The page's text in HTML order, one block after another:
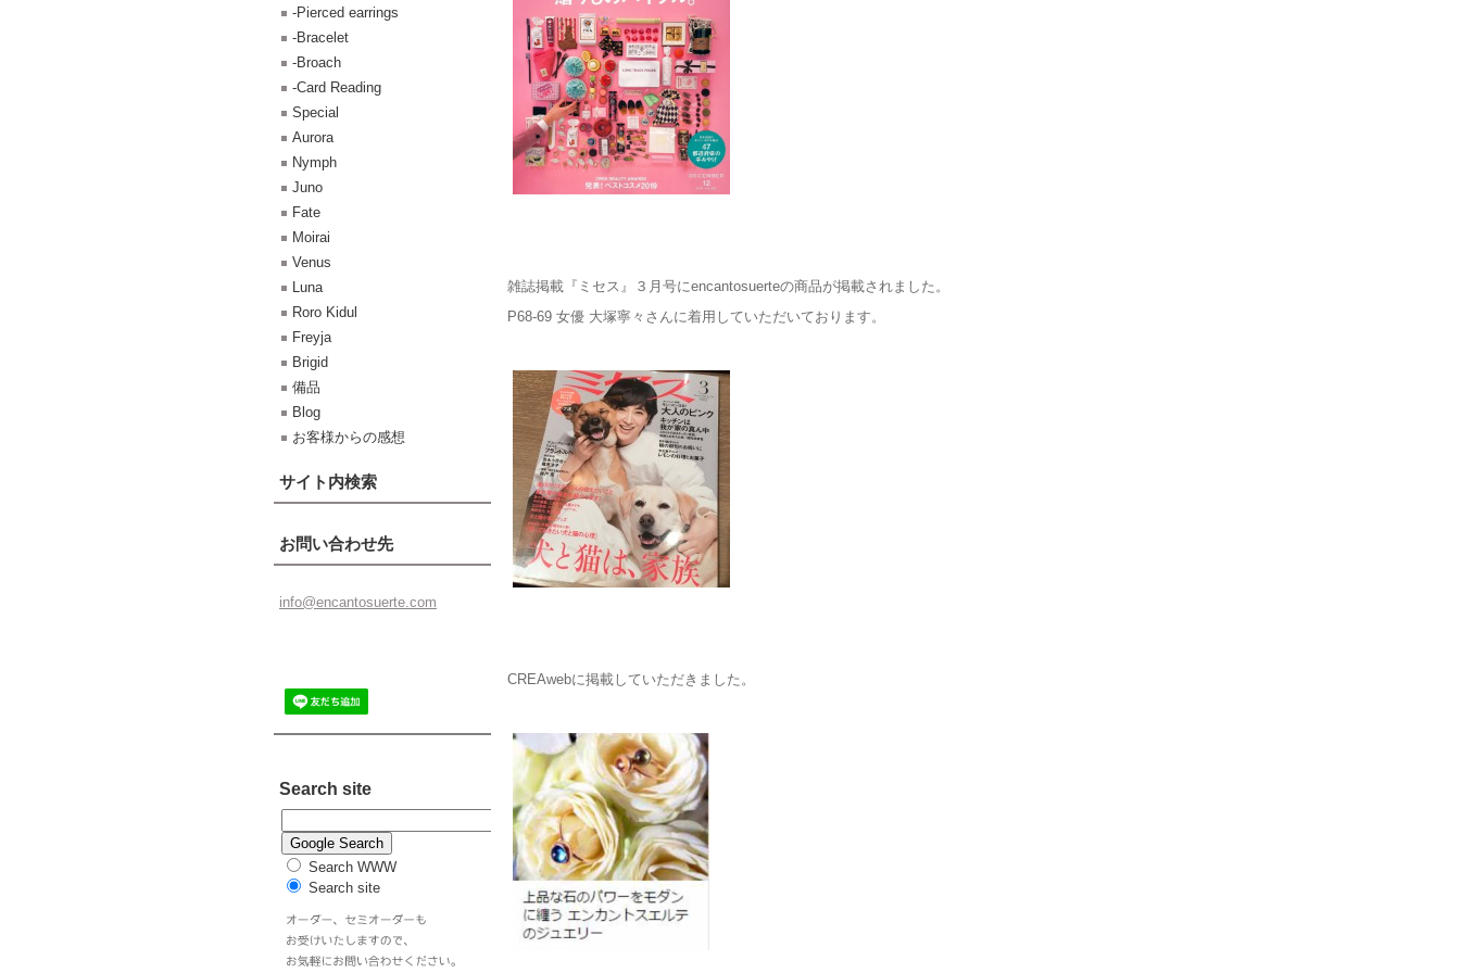
雑誌掲載『ミセス』３月号にencantosuerteの商品が掲載されました。
P68-69 女優 大塚寧々さんに着用していただいております。
CREAwebに掲載していただきました。
-Pierced earrings
-Bracelet
-Broach
-Card Reading
Special
Aurora
Nymph
Juno
Fate
Moirai
Venus
Luna
Roro Kidul
Freyja
Brigid
備品
Blog
お客様からの感想
サイト内検索
お問い合わせ先
info@encantosuerte.com
Search site
Search WWW
Search site